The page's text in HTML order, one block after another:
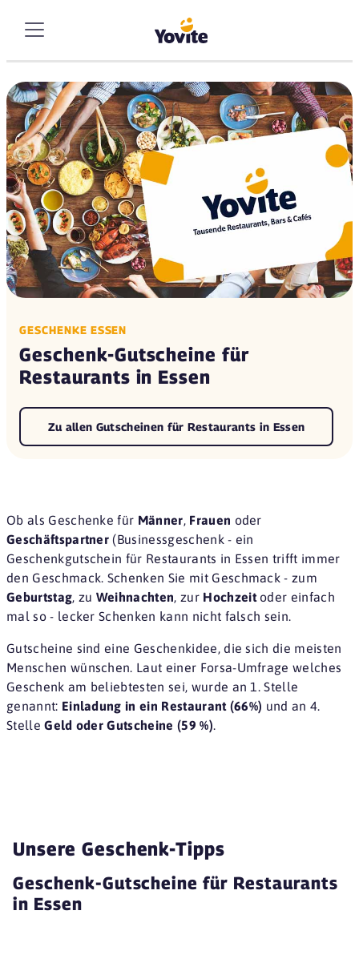
GESCHENKE ESSEN
Geschenk-Gutscheine für
Restaurants in Essen
Zu allen Gutscheinen für Restaurants in Essen
Ob als Geschenke für Männer, Frauen oder
Geschäftspartner (Businessgeschenk - ein
Geschenkgutschein für Restaurants in Essen trifft immer
den Geschmack. Schenken Sie mit Geschmack - zum
Geburtstag, zu Weihnachten, zur Hochzeitoder einfach
mal so - lecker Schenken kann nicht falsch sein.
Gutscheine sind eine Geschenkidee, die sich die meisten
Menschen wünschen. Laut einer Forsa-Umfrage welches
Geschenk am beliebtesten sei, wurde an 1. Stelle
genannt: Einladung in ein Restaurant (66%) und an 4.
StelleGeld oder Gutscheine (59 %).
Unsere Geschenk-Tipps
Geschenk-Gutscheine für Restaurants
in Essen